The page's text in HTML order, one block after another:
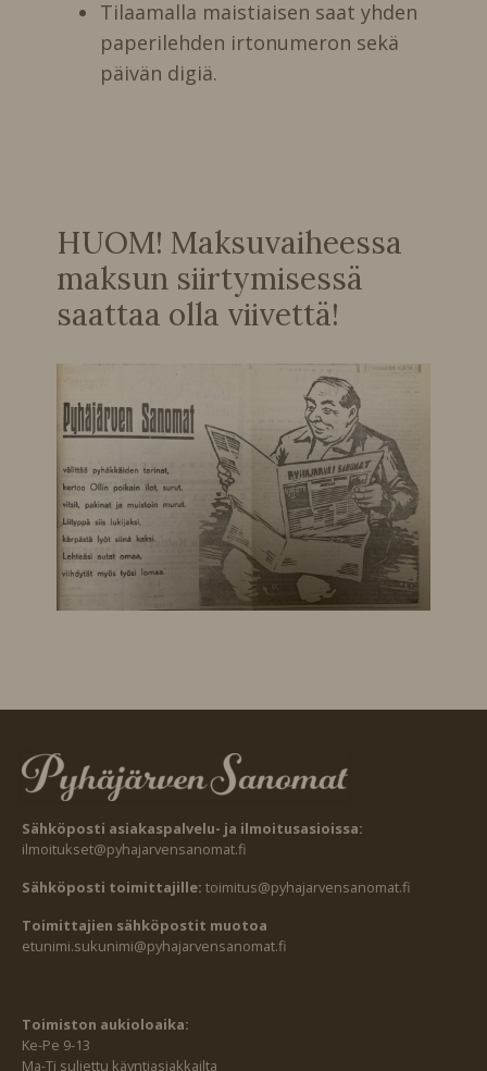
Tilaamalla maistiaisen saat yhden
paperilehden irtonumeron sekä
päivän digiä.
HUOM! Maksuvaiheessa
maksun siirtymisessä
saattaa olla viivettä!
Sähköposti asiakaspalvelu- ja ilmoitusasioissa:
ilmoitukset@pyhajarvensanomat.fi
Sähköposti toimittajille: toimitus@pyhajarvensanomat.fi
Toimittajien sähköpostit muotoa
etunimi.sukunimi@pyhajarvensanomat.fi
Toimiston aukioloaika:
Ke-Pe 9-13
Ma-Ti suljettu käyntiasiakkailta